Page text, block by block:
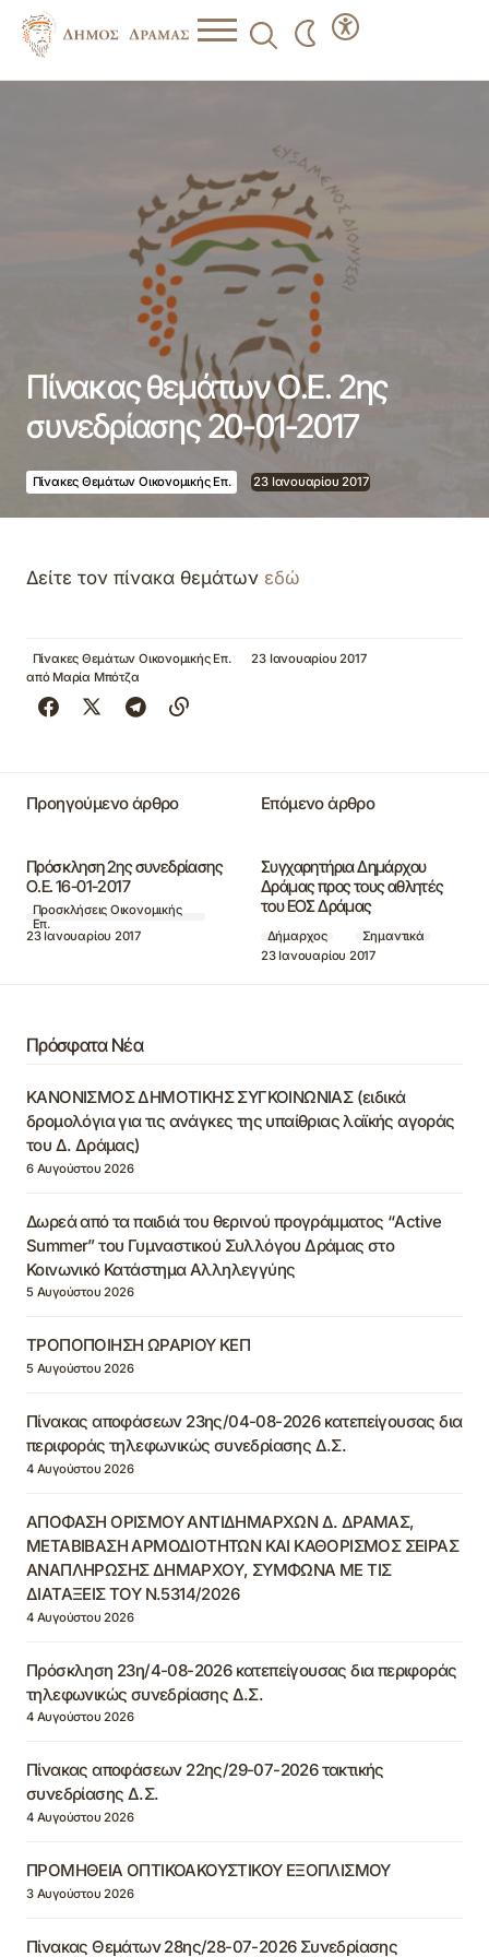
Πίνακας θεμάτων Ο.Ε. 2ης
συνεδρίασης 20-01-2017
Πίνακες Θεμάτων Οικονομικής Επ. 23 Ιανουαρίου 2017
Δείτε τον πίνακα θεμάτων εδώ
Πίνακες Θεμάτων Οικονομικής Επ.
23 Ιανουαρίου 2017
από Μαρία Μπότζα
Προηγούμενο άρθρο
Πρόσκληση 2ης συνεδρίασης
Ο.Ε. 16-01-2017
Προσκλήσεις Οικονομικής
Επ.
23 Ιανουαρίου 2017
Επόμενο άρθρο
Συγχαρητήρια Δημάρχου
Δράμας προς τους αθλητές
του ΕΟΣ Δράμας
Δήμαρχος
Σημαντικά
23 Ιανουαρίου 2017
Πρόσφατα Νέα
ΚΑΝΟΝΙΣΜΟΣ ΔΗΜΟΤΙΚΗΣ ΣΥΓΚΟΙΝΩΝΙΑΣ (ειδικά
δρομολόγια για τις ανάγκες της υπαίθριας λαϊκής αγοράς
του Δ. Δράμας)
6 Αυγούστου 2026
Δωρεά από τα παιδιά του θερινού προγράμματος “Active
Summer” του Γυμναστικού Συλλόγου Δράμας στο
Κοινωνικό Κατάστημα Αλληλεγγύης
5 Αυγούστου 2026
ΤΡΟΠΟΠΟΙΗΣΗ ΩΡΑΡΙΟΥ ΚΕΠ
5 Αυγούστου 2026
Πίνακας αποφάσεων 23ης/04-08-2026 κατεπείγουσας δια
περιφοράς τηλεφωνικώς συνεδρίασης Δ.Σ.
4 Αυγούστου 2026
ΑΠΟΦΑΣΗ ΟΡΙΣΜΟΥ ΑΝΤΙΔΗΜΑΡΧΩΝ Δ. ΔΡΑΜΑΣ,
ΜΕΤΑΒΙΒΑΣΗ ΑΡΜΟΔΙΟΤΗΤΩΝ ΚΑΙ ΚΑΘΟΡΙΣΜΟΣ ΣΕΙΡΑΣ
ΑΝΑΠΛΗΡΩΣΗΣ ΔΗΜΑΡΧΟΥ, ΣΥΜΦΩΝΑ ΜΕ ΤΙΣ
ΔΙΑΤΑΞΕΙΣ ΤΟΥ Ν.5314/2026
4 Αυγούστου 2026
Πρόσκληση 23η/4-08-2026 κατεπείγουσας δια περιφοράς
τηλεφωνικώς συνεδρίασης Δ.Σ.
4 Αυγούστου 2026
Πίνακας αποφάσεων 22ης/29-07-2026 τακτικής
συνεδρίασης Δ.Σ.
4 Αυγούστου 2026
ΠΡΟΜΗΘΕΙΑ ΟΠΤΙΚΟΑΚΟΥΣΤΙΚΟΥ ΕΞΟΠΛΙΣΜΟΥ
3 Αυγούστου 2026
Πίνακας Θεμάτων 28ης/28-07-2026 Συνεδρίασης